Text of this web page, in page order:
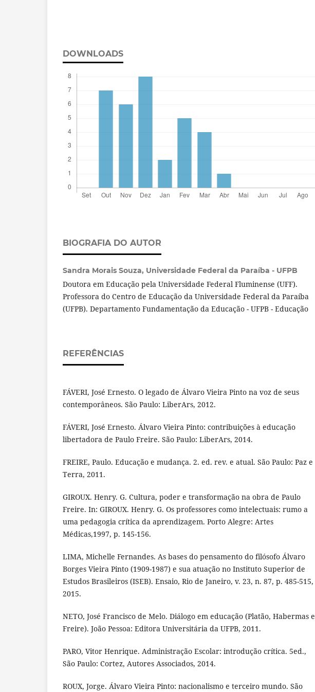
DOWNLOADS
BIOGRAFIA DO AUTOR
Sandra Morais Souza, Universidade Federal da Paraíba - UFPB
Doutora em Educação pela Universidade Federal Fluminense (UFF).
Professora do Centro de Educação da Universidade Federal da Paraíba
(UFPB). Departamento Fundamentação da Educação - UFPB - Educação
REFERÊNCIAS
FÁVERI, José Ernesto. O legado de Álvaro Vieira Pinto na voz de seus
contemporâneos. São Paulo: LiberArs, 2012.
FÁVERI, José Ernesto. Álvaro Vieira Pinto: contribuições à educação
libertadora de Paulo Freire. São Paulo: LiberArs, 2014.
FREIRE, Paulo. Educação e mudança. 2. ed. rev. e atual. São Paulo: Paz e
Terra, 2011.
GIROUX. Henry. G. Cultura, poder e transformação na obra de Paulo
Freire. In: GIROUX. Henry. G. Os professores como intelectuais: rumo a
uma pedagogia crítica da aprendizagem. Porto Alegre: Artes
Médicas,1997, p. 145-156.
LIMA, Michelle Fernandes. As bases do pensamento do filósofo Álvaro
Borges Vieira Pinto (1909-1987) e sua atuação no Instituto Superior de
Estudos Brasileiros (ISEB). Ensaio, Rio de Janeiro, v. 23, n. 87, p. 485-515,
2015.
NETO, José Francisco de Melo. Diálogo em educação (Platão, Habermas e
Freire). João Pessoa: Editora Universitária da UFPB, 2011.
PARO, Vitor Henrique. Administração Escolar: introdução crítica. 5ed.,
São Paulo: Cortez, Autores Associados, 2014.
ROUX, Jorge. Álvaro Vieira Pinto: nacionalismo e terceiro mundo. São